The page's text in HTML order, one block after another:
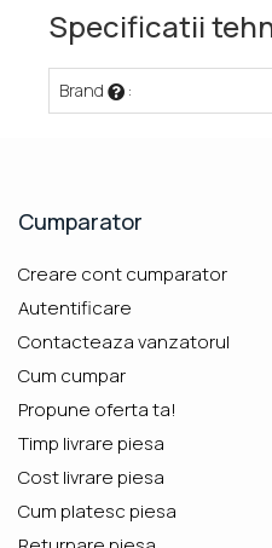
Specificatii
Brand :
Cumparator
Creare cont cumparator
Autentificare
Contacteaza vanzatorul
Cum cumpar
Propune oferta ta!
Timp livrare piesa
Cost livrare piesa
Cum platesc piesa